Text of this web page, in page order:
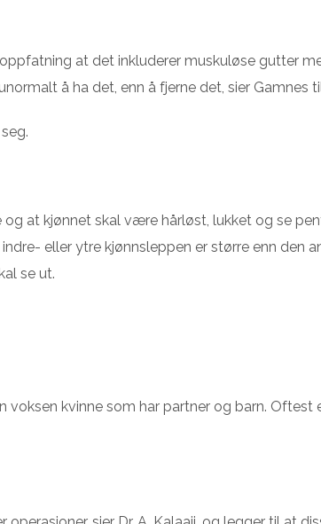
at det inkluderer muskuløse gutter
å ha det, enn å fjerne det, sier Gamnes
at kjønnet skal være hårløst, lukket og se
eller ytre kjønnsleppen er større enn den
se ut.
kvinne som har partner og barn. Oftest